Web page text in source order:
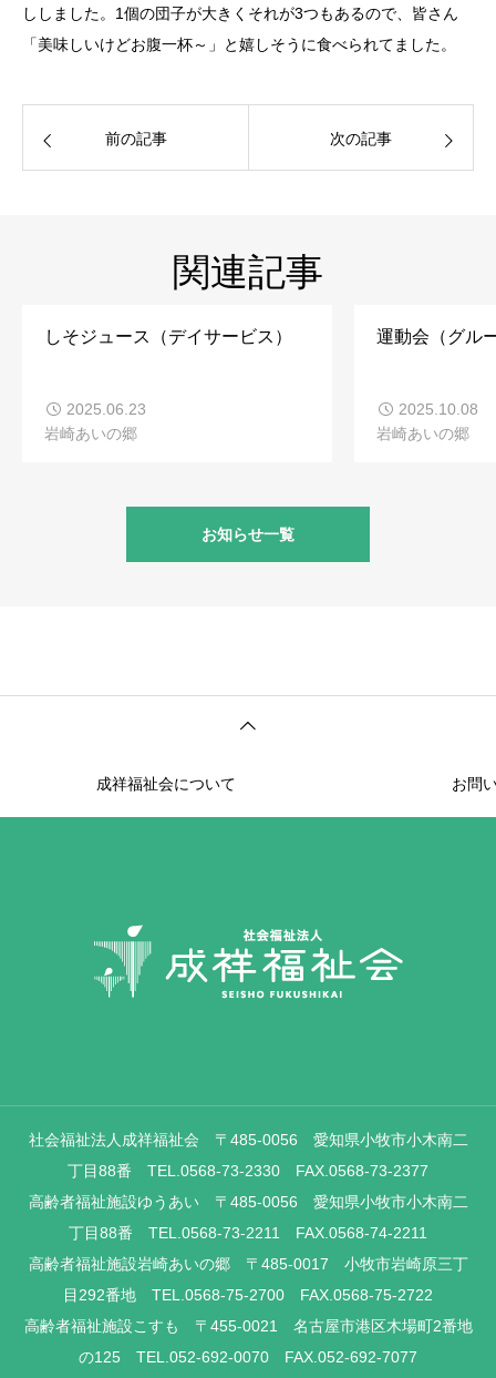
ししました。1個の団子が大きくそれが3つもあるので、皆さん
「美味しいけどお腹一杯～」と嬉しそうに食べられてました。
前の記事 次の記事
関連記事
しそジュース（デイサービス）
2025.06.23
岩崎あいの郷
運動会（グル
2025.10.08
岩崎あいの郷
お知らせ一覧
成祥福祉会について お問
社会福祉法人成祥福祉会 〒485-0056 愛知県小牧市小木南二
丁目88番 TEL.0568-73-2330 FAX.0568-73-2377
高齢者福祉施設ゆうあい 〒485-0056 愛知県小牧市小木南二
丁目88番 TEL.0568-73-2211 FAX.0568-74-2211
高齢者福祉施設岩崎あいの郷 〒485-0017 小牧市岩崎原三丁
目292番地 TEL.0568-75-2700 FAX.0568-75-2722
高齢者福祉施設こすも 〒455-0021 名古屋市港区木場町2番地
の125 TEL.052-692-0070 FAX.052-692-7077